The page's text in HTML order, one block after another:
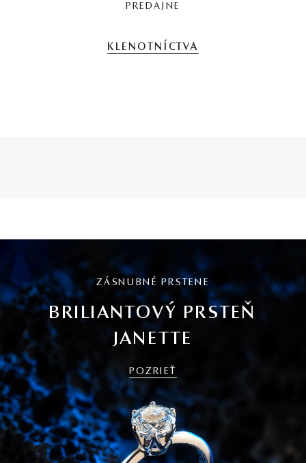
PREDAJNE
KLENOTNÍCTVA
ZÁSNUBNÉ PRSTENE
BRILIANTOVÝ PRSTEŇ
JANETTE
POZRIEŤ